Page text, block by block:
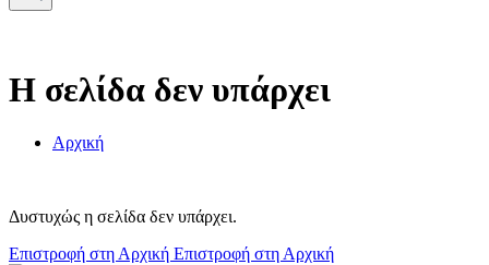
Η σελίδα δεν υπάρχει
Αρχική
Δυστυχώς η σελίδα δεν υπάρχει.
Επιστροφή στη Αρχική Επιστροφή στη Αρχική